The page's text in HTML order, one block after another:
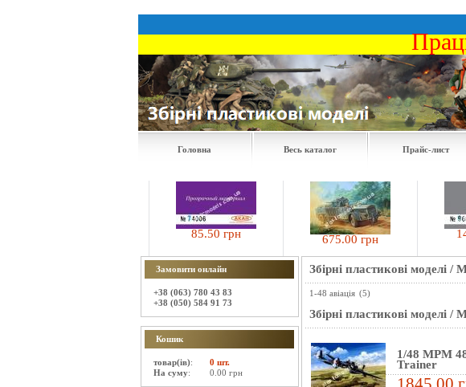
Головна Весь каталог Прайс-лист
85.50 грн 675.00 грн
Замовити онлайн
+38 (063) 780 43 83
+38 (050) 584 91 73
Кошик
товар(ів):
0 шт.
На суму: 0.00 грн
Збірні пластикові моделі /
1-48 авіація (5)
Збірні пластикові моделі /
1/48 MPM
Trainer